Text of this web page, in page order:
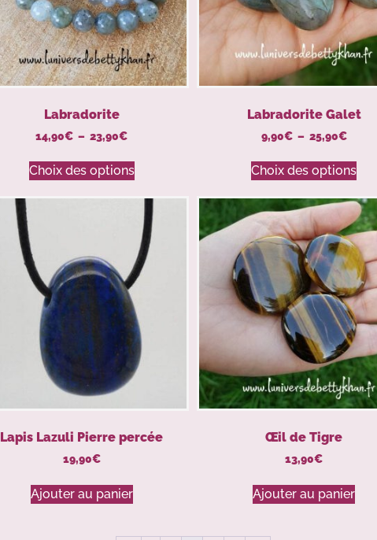
Labradorite
14,90€ – 23,90€
Choix des options
Labradorite Galet
9,90€ – 25,90€
Choix des options
Lapis Lazuli Pierre percée
19,90€
Ajouter au panier
Œil de Tigre
13,90€
Ajouter au panier